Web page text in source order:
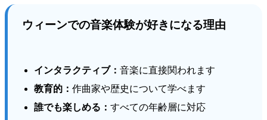
ウィーンでの音楽体験が好きになる理由
インタラクティブ： 音楽に直接関われます
教育的： 作曲家や歴史について学べます
誰でも楽しめる： すべての年齢層に対応